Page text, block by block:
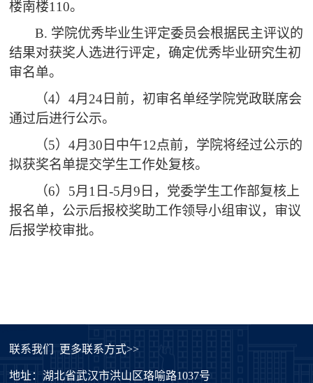
楼南楼110。
B. 学院优秀毕业生评定委员会根据民主评议的
结果对获奖人选进行评定，确定优秀毕业研究生初
审名单。
（4）4月24日前，初审名单经学院党政联席会
通过后进行公示。
（5）4月30日中午12点前，学院将经过公示的
拟获奖名单提交学生工作处复核。
（6）5月1日-5月9日，党委学生工作部复核上
报名单，公示后报校奖助工作领导小组审议，审议
后报学校审批。
联系我们 更多联系方式>>
地址：湖北省武汉市洪山区珞喻路1037号